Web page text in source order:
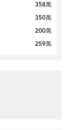
358萬
350萬
200萬
259萬